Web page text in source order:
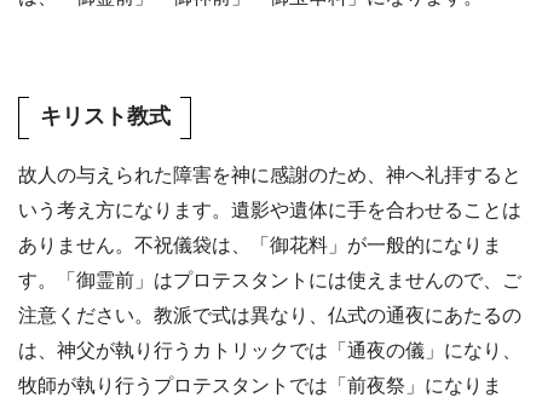
キリスト教式
故人の与えられた障害を神に感謝のため、神へ礼拝すると
いう考え方になります。遺影や遺体に手を合わせることは
ありません。不祝儀袋は、「御花料」が一般的になりま
す。「御霊前」はプロテスタントには使えませんので、ご
注意ください。教派で式は異なり、仏式の通夜にあたるの
は、神父が執り行うカトリックでは「通夜の儀」になり、
牧師が執り行うプロテスタントでは「前夜祭」になりま